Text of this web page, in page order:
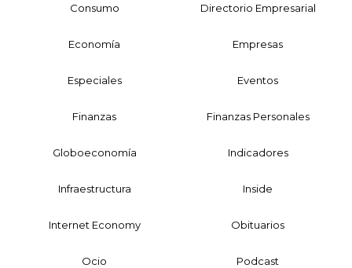
Consumo Directorio Empresarial
Economía Empresas
Especiales Eventos
Finanzas Finanzas Personales
Globoeconomía Indicadores
Infraestructura Inside
Internet Economy Obituarios
Ocio Podcast